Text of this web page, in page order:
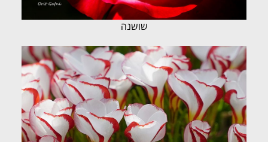
שושנה